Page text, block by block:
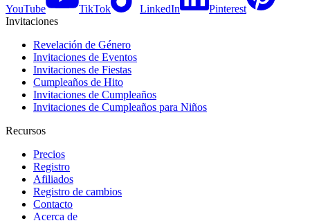
YouTube TikTok LinkedIn
Pinterest
Invitaciones
Revelación de Género
Invitaciones de Eventos
Invitaciones de Fiestas
Cumpleaños de Hito
Invitaciones de Cumpleaños
Invitaciones de Cumpleaños para Niños
Recursos
Precios
Registro
Afiliados
Registro de cambios
Contacto
Acerca de